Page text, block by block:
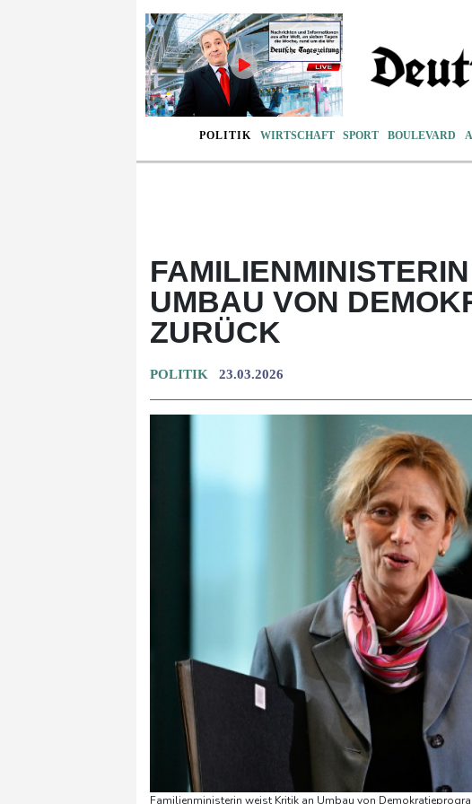
POLITIK WIRTSCHAFT SPORT BOULEVARD
UMBAU VON
ZURÜCK
POLITIK 23.03.2026
Familienministerin weist Kritik an Umbau von